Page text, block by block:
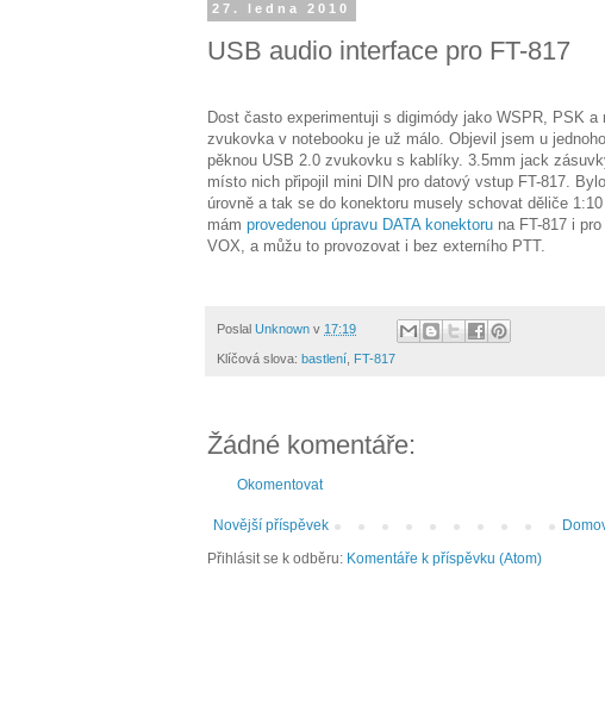
27. ledna 2010
USB audio interface pro FT-817
Dost často experimentuji s digimódy jako WSPR, PSK a
zvukovka v notebooku je už málo. Objevil jsem u
pěknou USB 2.0 zvukovku s kablíky. 3.5mm jack
místo nich připojil mini DIN pro datový vstup FT-817.
úrovně a tak se do konektoru musely schovat děliče
mám provedenou úpravu DATA konektoru na FT-817 i
VOX, a můžu to provozovat i bez externího PTT.
Poslal Unknown v 17:19
Klíčová slova: bastlení FT-817
Žádné komentáře:
Okomentovat
Novější příspěvek
Přihlásit se k odběru: Komentáře k příspěvku (Atom)